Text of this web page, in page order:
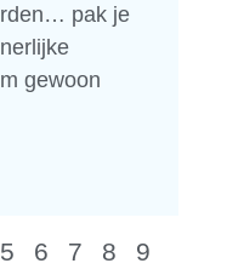
pak je
gewoon
5 6 7 8
9